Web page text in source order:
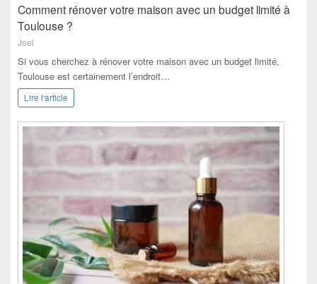
Comment rénover votre maison avec un budget limité à
Toulouse ?
Joel
Si vous cherchez à rénover votre maison avec un budget limité,
Toulouse est certainement l’endroit…
Lire l'article